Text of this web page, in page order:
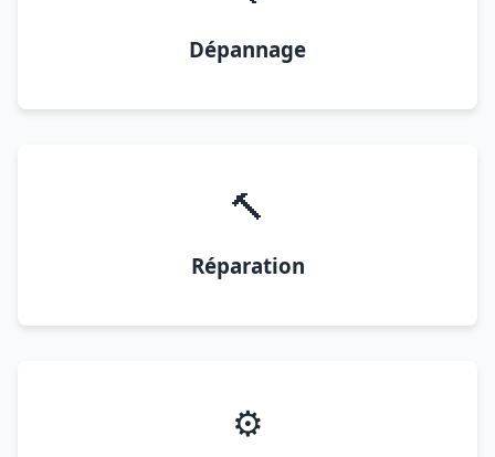
Dépannage
🔨
Réparation
⚙️